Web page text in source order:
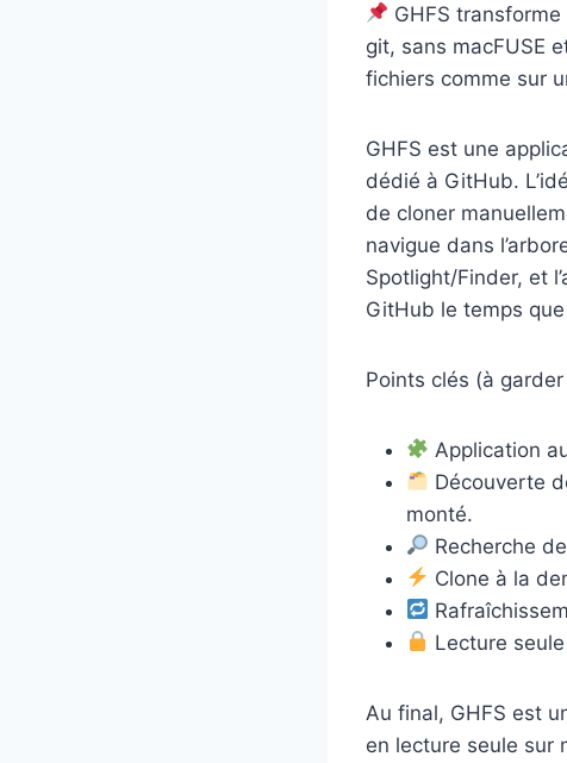
GHFS
git, sans macFUSE
fichiers comme sur
GHFS est une
dédié à GitHub.
de cloner
navigue dans
Spotlight/Finder, et
GitHub le temps
Points clés (à
Application
Découverte
monté.
Recherche
Clone à la
Lecture
Au final, GHFS est
en lecture seule sur